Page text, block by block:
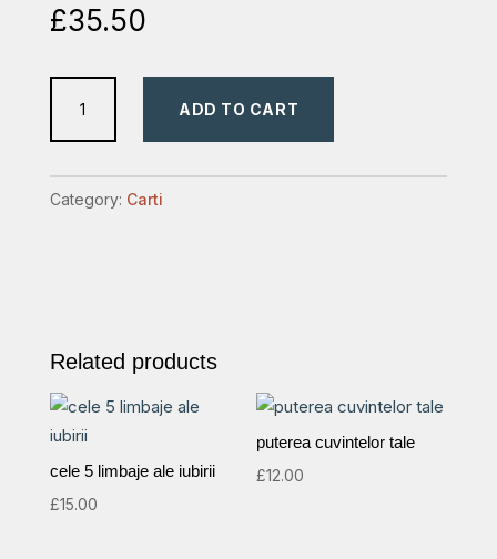
£35.50
dupa
quantity
ADD TO CART
Category: Carti
Related products
cele 5 limbaje ale iubirii
£15.00
puterea cuvintelor tale
£12.00